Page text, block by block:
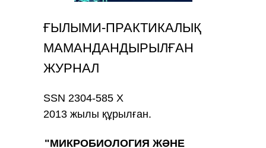
ҒЫЛЫМИ-ПРАКТИКАЛЫҚ
МАМАНДАНДЫРЫЛҒАН
ЖУРНАЛ
SSN 2304-585 Х
2013 жылы құрылған.
"МИКРОБИОЛОГИЯ ЖӘНЕ